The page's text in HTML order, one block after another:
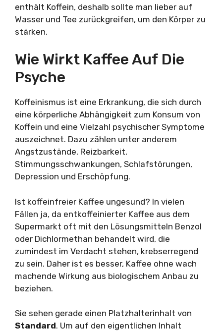
enthält Koffein, deshalb sollte man lieber auf
Wasser und Tee zurückgreifen, um den Körper zu
stärken.
Wie Wirkt Kaffee Auf Die
Psyche
Koffeinismus ist eine Erkrankung, die sich durch
eine körperliche Abhängigkeit zum Konsum von
Koffein und eine Vielzahl psychischer Symptome
auszeichnet. Dazu zählen unter anderem
Angstzustände, Reizbarkeit,
Stimmungsschwankungen, Schlafstörungen,
Depression und Erschöpfung.
Ist koffeinfreier Kaffee ungesund? In vielen
Fällen ja, da entkoffeinierter Kaffee aus dem
Supermarkt oft mit den Lösungsmitteln Benzol
oder Dichlormethan behandelt wird, die
zumindest im Verdacht stehen, krebserregend
zu sein. Daher ist es besser, Kaffee ohne wach
machende Wirkung aus biologischem Anbau zu
beziehen.
Sie sehen gerade einen Platzhalterinhalt von
Standard. Um auf den eigentlichen Inhalt